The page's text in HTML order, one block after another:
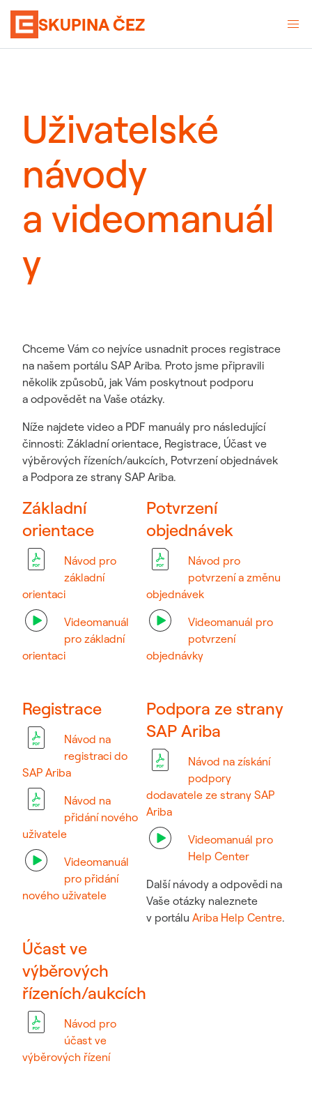
SKUPINA ČEZ
Uživatelské
návody
a videomanuál
y
Chceme Vám co nejvíce usnadnit proces registrace
na našem portálu SAP Ariba. Proto jsme připravili
několik způsobů, jak Vám poskytnout podporu
a odpovědět na Vaše otázky.
Níže najdete video a PDF manuály pro následující
činnosti: Základní orientace, Registrace, Účast ve
výběrových řízeních/aukcích, Potvrzení objednávek
a Podpora ze strany SAP Ariba.
Základní
orientace
Návod pro
základní
orientaci
Videomanuál
pro základní
orientaci
Registrace
Návod na
registraci do
SAP Ariba
Návod na
přidání nového
uživatele
Videomanuál
pro přidání
nového uživatele
Účast ve
výběrových
řízeních/aukcích
Návod pro
účast ve
výběrových řízení
Potvrzení
objednávek
Návod pro
potvrzení a změnu
objednávek
Videomanuál pro
potvrzení
objednávky
Podpora ze strany
SAP Ariba
Návod na získání
podpory
dodavatele ze strany SAP
Ariba
Videomanuál pro
Help Center
Další návody a odpovědi na
Vaše otázky naleznete
v portálu Ariba Help Centre.